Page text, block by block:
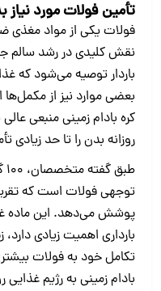
تأمین فولات مورد نیاز
فولات یکی از مواد مغذی
نقش کلیدی در رشد سالم
باردار توصیه می‌شود که
بعضی موارد نیز از مکمل‌ها
کره بادام زمینی منبعی
روزانه بدن را تا حد زیادی
توجهی فولات است که
پوشش می‌دهد. این ماده
بارداری اهمیت زیادی
تکامل خود به فولات بیشتری
بادام زمینی به رژیم